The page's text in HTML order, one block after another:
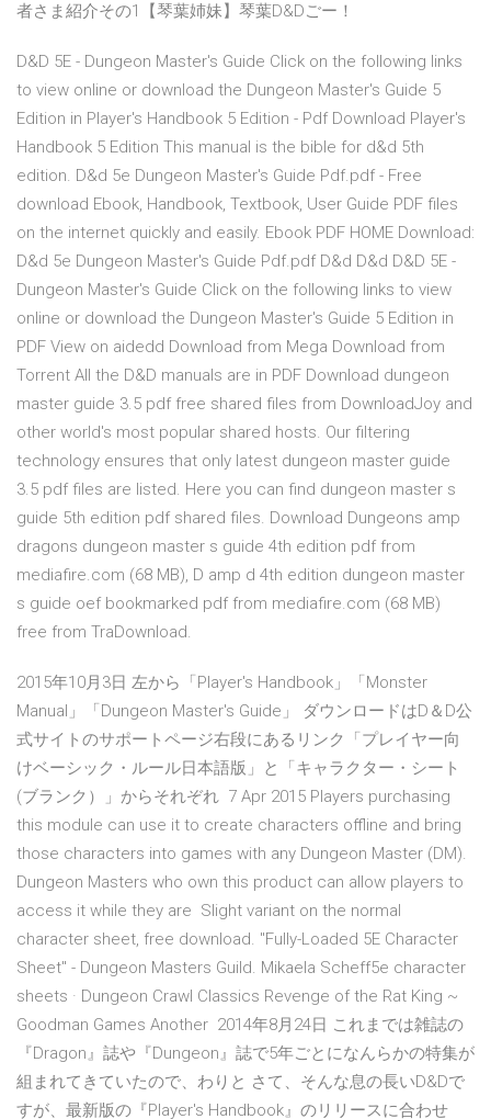
者さま紹介その1【琴葉姉妹】琴葉D&Dごー！
D&D 5E - Dungeon Master's Guide Click on the following links
to view online or download the Dungeon Master's Guide 5
Edition in Player's Handbook 5 Edition - Pdf Download Player's
Handbook 5 Edition This manual is the bible for d&d 5th
edition. D&d 5e Dungeon Master's Guide Pdf.pdf - Free
download Ebook, Handbook, Textbook, User Guide PDF files
on the internet quickly and easily. Ebook PDF HOME Download:
D&d 5e Dungeon Master's Guide Pdf.pdf D&d D&d D&D 5E -
Dungeon Master's Guide Click on the following links to view
online or download the Dungeon Master's Guide 5 Edition in
PDF View on aidedd Download from Mega Download from
Torrent All the D&D manuals are in PDF Download dungeon
master guide 3.5 pdf free shared files from DownloadJoy and
other world's most popular shared hosts. Our filtering
technology ensures that only latest dungeon master guide
3.5 pdf files are listed. Here you can find dungeon master s
guide 5th edition pdf shared files. Download Dungeons amp
dragons dungeon master s guide 4th edition pdf from
mediafire.com (68 MB), D amp d 4th edition dungeon master
s guide oef bookmarked pdf from mediafire.com (68 MB)
free from TraDownload.
2015年10月3日 左から「Player's Handbook」「Monster
Manual」「Dungeon Master's Guide」 ダウンロードはD＆D公
式サイトのサポートページ右段にあるリンク「プレイヤー向
けベーシック・ルール日本語版」と「キャラクター・シート
(ブランク）」からそれぞれ 7 Apr 2015 Players purchasing
this module can use it to create characters offline and bring
those characters into games with any Dungeon Master (DM).
Dungeon Masters who own this product can allow players to
access it while they are Slight variant on the normal
character sheet, free download. "Fully-Loaded 5E Character
Sheet" - Dungeon Masters Guild. Mikaela Scheff5e character
sheets · Dungeon Crawl Classics Revenge of the Rat King ~
Goodman Games Another 2014年8月24日 これまでは雑誌の
『Dragon』誌や『Dungeon』誌で5年ごとになんらかの特集が
組まれてきていたので、わりと さて、そんな息の長いD&Dで
すが、最新版の『Player's Handbook』のリリースに合わせ